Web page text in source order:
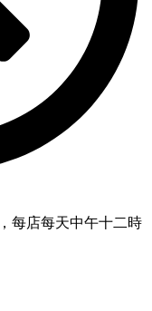
每店每天中午十二時